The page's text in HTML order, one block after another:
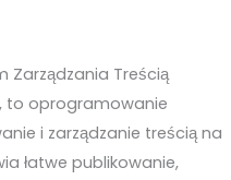
Zarządzania Treścią
to oprogramowanie
i zarządzanie treścią na
łatwe publikowanie,